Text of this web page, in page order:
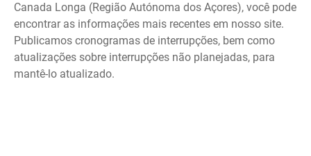
Canada Longa (Região Autónoma dos Açores), você pode
encontrar as informações mais recentes em nosso site.
Publicamos cronogramas de interrupções, bem como
atualizações sobre interrupções não planejadas, para
mantê-lo atualizado.